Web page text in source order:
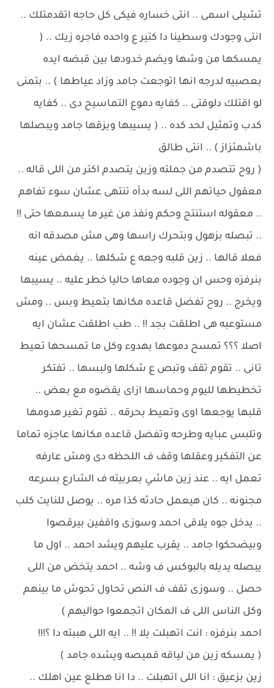
تشيلى اسمى .. انتى خساره فيكى كل حاجه اتقدمتلك ..
انتى وجودك وسطينا دا كتير ع واحده فاجره زيك .. (
يمسكها من وشها ويضم خدودها بين قبضه ايده
بعصبيه لدرجه انها اتوجعت جامد وزاد عياطها ) .. بتمنى
لو اقتلك دلوقتى .. كفايه دموع التماسيح دى .. كفايه
كدب وتمثيل لحد كده .. ( يسيبها ويزقها جامد ويبصلها
باشمئزاز ) .. انتى طالق
( روح تتصدم من جملته وزين يتصدم اكتر من اللى قاله ..
معقول حياتهم اللى لسه بدأه تنتهى عشان سوء تفاهم
.. معقوله استنتج وحكم ونفذ من غير ما يسمعها حتى !!
.. تبصله بزهول وبتحرك راسها وهى مش مصدقه انه
فعلا قالها .. زين قلبه وجعه ع شكلها .. يغمض عينه
بنرفزه وحس ان وجوده معاها حاليا خطر عليه .. يسيبها
ويخرج .. روح تفضل قاعده مكانها بتعيط وبس .. ومش
مستوعبه هى اطلقت بجد !! .. طب اطلقت عشان ايه
اصلا ؟؟؟ تمسح دموعها بهدوء وكل ما تمسحها تعيط
تانى .. تقوم تقف وتبص ع شكلها ولبسها .. تفتكر
تخطيطها لليوم وحماسها ازاى يقضوه مع بعض ..
قلبها يوجعها اوى وتعيط بحرقه .. تقوم تغير هدومها
وتلبس عبايه وطرحه وتفضل قاعده مكانها عاجزه تماما
عن التفكير وعقلها وقف ف اللحظه دى ومش عارفه
تعمل ايه .. عند زين ماشي بعربيته ف الشارع بسرعه
مجنونه .. كان هيعمل حادثه كذا مره .. يوصل للنايت كلب
.. يدخل جوه يلاقى احمد وسوزى واقفين بيرقصوا
وبيضحكوا جامد .. يقرب عليهم ويشد احمد .. اول ما
يبصله يديله بالبوكس ف وشه .. احمد يتخض من اللى
حصل .. وسوزى تقف ف النص تحاول تحوش ما بينهم
وكل الناس اللى ف المكان اتجمعوا حواليهم )
احمد بنرفزه : انت اتهبلت يلا !! .. ايه اللى هببته دا ؟!!!
( يمسكه زين من لياقه قميصه ويشده جامد )
زين بزعيق : انا اللى اتهبلت .. دا انا هطلع عين اهلك ..